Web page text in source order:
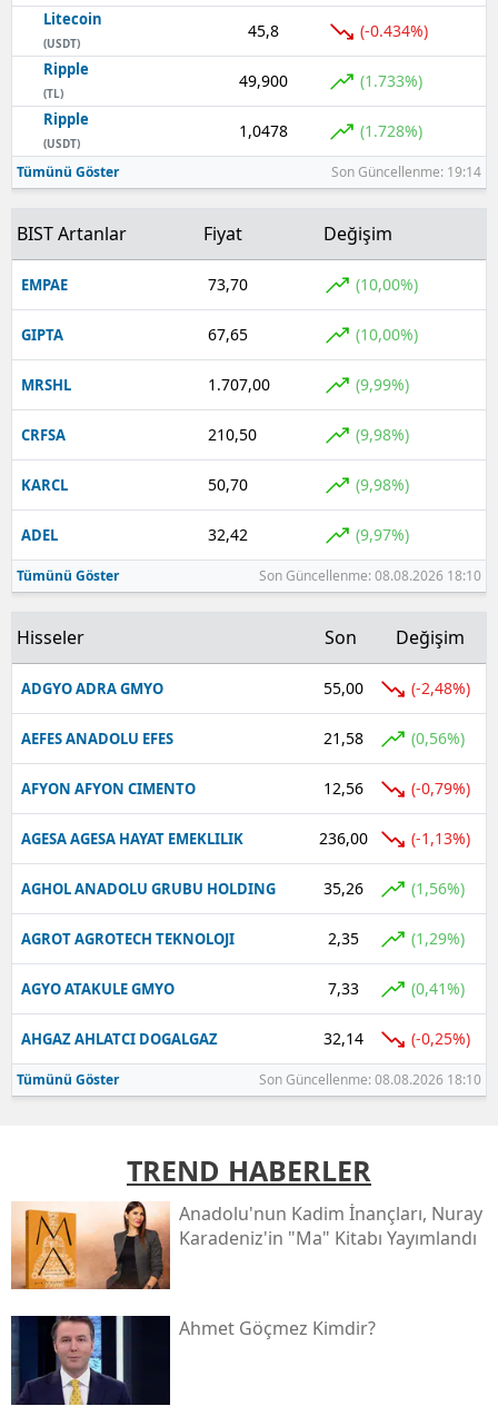
Litecoin
(USDT)
45,8 (-0.434%)
Ripple
(TL)
49,900 (1.733%)
Ripple
(USDT)
1,0478 (1.728%)
Tümünü Göster Son Güncellenme: 19:14
BIST Artanlar Fiyat Değişim
EMPAE 73,70 (10,00%)
GIPTA 67,65 (10,00%)
MRSHL 1.707,00 (9,99%)
CRFSA 210,50 (9,98%)
KARCL 50,70 (9,98%)
ADEL 32,42 (9,97%)
Tümünü Göster Son Güncellenme: 08.08.2026 18:10
Hisseler Son Değişim
ADGYO ADRA GMYO 55,00 (-2,48%)
AEFES ANADOLU EFES 21,58 (0,56%)
AFYON AFYON CIMENTO 12,56 (-0,79%)
AGESA AGESA HAYAT EMEKLILIK 236,00 (-1,13%)
AGHOL ANADOLU GRUBU HOLDING 35,26 (1,56%)
AGROT AGROTECH TEKNOLOJI 2,35 (1,29%)
AGYO ATAKULE GMYO 7,33 (0,41%)
AHGAZ AHLATCI DOGALGAZ 32,14 (-0,25%)
Tümünü Göster Son Güncellenme: 08.08.2026 18:10
TREND HABERLER
Anadolu'nun Kadim İnançları, Nuray
Karadeniz'in "ma" Kitabı Yayımlandı
Ahmet Göçmez Kimdir?